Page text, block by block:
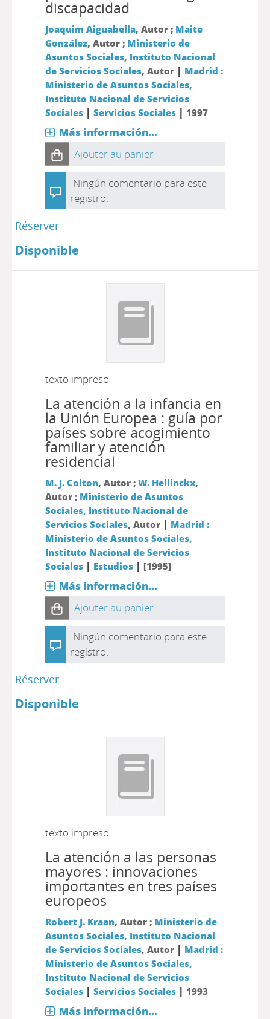
discapacidad
Joaquim Aiguabella, Autor ; Maite
González, Autor ; Ministerio de
Asuntos Sociales, Instituto Nacional
de Servicios Sociales, Autor | Madrid :
Ministerio de Asuntos Sociales,
Instituto Nacional de Servicios
Sociales| Servicios Sociales| 1997
Más información...
Ajouter au panier
Ningún comentario para este
registro.
Réserver
Disponible
texto impreso
La atención a la infancia en
la Unión Europea : guía por
países sobre acogimiento
familiar y atención
residencial
M. J. Colton, Autor ; W. Hellinckx,
Autor ; Ministerio de Asuntos
Sociales, Instituto Nacional de
Servicios Sociales, Autor | Madrid :
Ministerio de Asuntos Sociales,
Instituto Nacional de Servicios
Sociales| Estudios| [1995]
Más información...
Ajouter au panier
Ningún comentario para este
registro.
Réserver
Disponible
texto impreso
La atención a las personas
mayores : innovaciones
importantes en tres países
europeos
Robert J. Kraan, Autor ; Ministerio de
Asuntos Sociales, Instituto Nacional
de Servicios Sociales, Autor | Madrid :
Ministerio de Asuntos Sociales,
Instituto Nacional de Servicios
Sociales| Servicios Sociales| 1993
Más información...